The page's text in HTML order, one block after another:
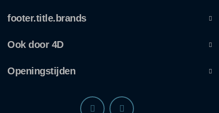
footer.title.brands
Ook door 4D
Openingstijden